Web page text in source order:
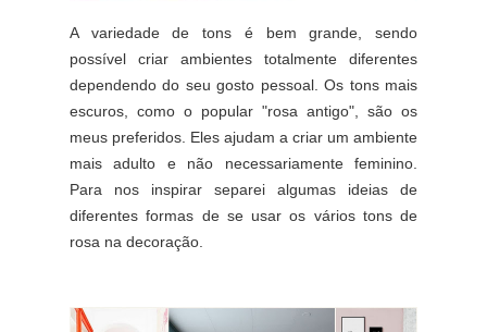
A variedade de tons é bem grande, sendo
possível criar ambientes totalmente diferentes
dependendo do seu gosto pessoal. Os tons mais
escuros, como o popular "rosa antigo", são os
meus preferidos. Eles ajudam a criar um ambiente
mais adulto e não necessariamente feminino.
Para nos inspirar separei algumas ideias de
diferentes formas de se usar os vários tons de
rosa na decoração.